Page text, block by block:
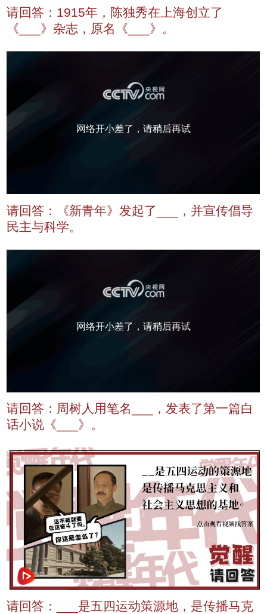
请回答：1915年，陈独秀在上海创立了
《___》杂志，原名《___》。
网络开小差了，请稍后再试
请回答：《新青年》发起了___，并宣传倡导
民主与科学。
网络开小差了，请稍后再试
请回答：周树人用笔名___，发表了第一篇白
话小说《___》。
请回答：___是五四运动策源地，是传播马克